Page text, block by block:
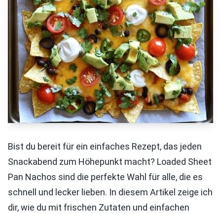
Bist du bereit für ein einfaches Rezept, das jeden
Snackabend zum Höhepunkt macht? Loaded Sheet
Pan Nachos sind die perfekte Wahl für alle, die es
schnell und lecker lieben. In diesem Artikel zeige ich
dir, wie du mit frischen Zutaten und einfachen